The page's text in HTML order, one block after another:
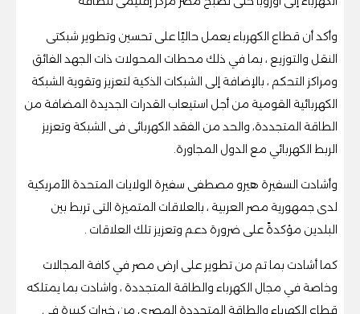
وأكد أن قطاع الكهرباء يعمل حاليًا على تحسين وتطوير شبكتى
النقل والتوزيع ، بما في ذلك محطات المحولات ذات الجهد الفائق
ومراكز التحكم ، بالإضافة إلى الشبكات الذكية لتعزيز وتقوية الشبكة
الكهربائية القومية من أجل استيعاب القدرات الجديدة المضافة من
الطاقة المتجددة، والحد من الفقد الكهربائى فى الشبكة وتعزيز
الربط الكهربائي مع الدول المجاورة.
وأشادت السفيرة هيرو مصطفى سفيرة الولايات المتحدة الأمريكية
لدى جمهورية مصر العربية ، بالعلاقات المتميزة التى تربط بين
البلدين مؤكدةً على ضرورة دعم وتعزيز تلك العلاقات .
كما أشادت بما تم من تطوير على ارض مصر في كافة المجالات
وخاصة في مجال الكهرباء والطاقة المتجددة ، واشادت بما يمتلكه
قطاع الكهرباء والطاقة المتجددة المصرى من خبرات كبیرة فى